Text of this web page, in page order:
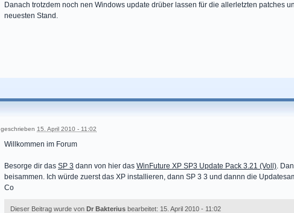
Danach trotzdem noch nen Windows update drüber lassen für die allerletzten patches
neuesten Stand.
geschrieben 15. April 2010 - 11:02
Willkommen im Forum
Besorge dir das SP 3 dann von hier das WinFuture XP SP3 Update Pack 3.21 (Voll).
beisammen. Ich würde zuerst das XP installieren, dann SP 3 3 und dannn die
Co
Dieser Beitrag wurde von Dr Bakterius bearbeitet: 15. April 2010 - 11:02